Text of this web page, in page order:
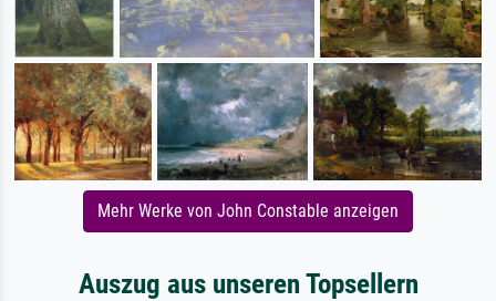
Mehr Werke von John Constable anzeigen
Auszug aus unseren Topsellern